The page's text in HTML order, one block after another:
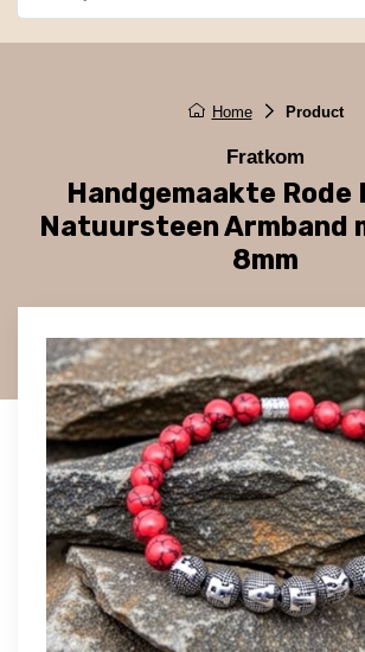
Home Product
Fratkom
Handgemaakte Rode
Natuursteen Armband
8mm